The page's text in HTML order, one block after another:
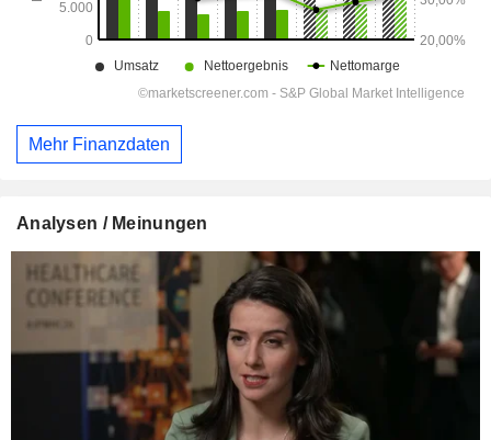
Mehr Finanzdaten
Analysen / Meinungen